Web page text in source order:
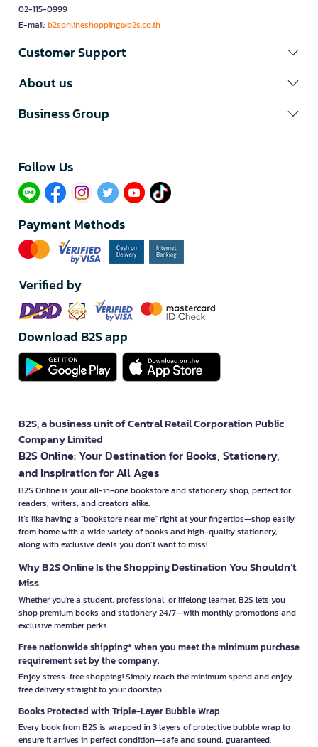
02-115-0999
E-mail:b2sonlineshopping@b2s.co.th
Customer Support
About us
Business Group
Follow Us​
Payment Methods
Verified by
Download B2S app
B2S, a business unit of Central Retail Corporation Public
Company Limited
B2S Online: Your Destination for Books, Stationery,
and Inspiration for All Ages
B2S Online is your all-in-one bookstore and stationery shop, perfect for
readers, writers, and creators alike.
It’s like having a "bookstore near me" right at your fingertips—shop easily
from home with a wide variety of books and high-quality stationery,
along with exclusive deals you don’t want to miss!
Why B2S Online Is the Shopping Destination You Shouldn’t
Miss
Whether you're a student, professional, or lifelong learner, B2S lets you
shop premium books and stationery 24/7—with monthly promotions and
exclusive member perks.
Free nationwide shipping* when you meet the minimum purchase
requirement set by the company.
Enjoy stress-free shopping! Simply reach the minimum spend and enjoy
free delivery straight to your doorstep.
Books Protected with Triple-Layer Bubble Wrap
Every book from B2S is wrapped in 3 layers of protective bubble wrap to
ensure it arrives in perfect condition—safe and sound, guaranteed.